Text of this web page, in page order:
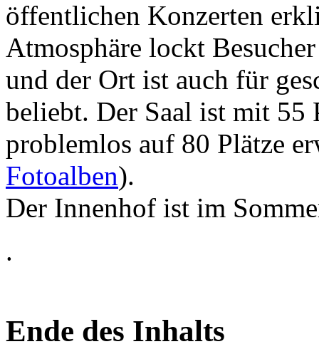
öffentlichen Konzerten
Atmosphäre lockt
und der Ort ist auch für
beliebt. Der Saal ist mit 55
problemlos auf 80 Plätze
Fotoalben).
Der Innenhof ist im
.
Ende des Inhalts